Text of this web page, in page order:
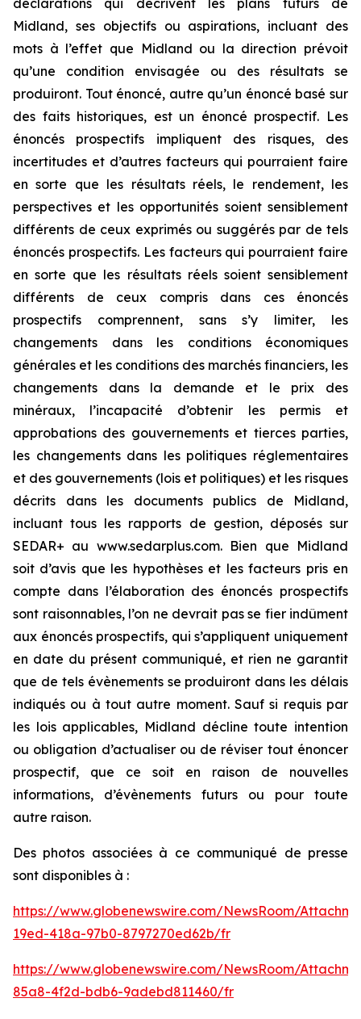
déclarations qui décrivent les plans futurs de
Midland, ses objectifs ou aspirations, incluant des
mots à l’effet que Midland ou la direction prévoit
qu’une condition envisagée ou des résultats se
produiront. Tout énoncé, autre qu’un énoncé basé sur
des faits historiques, est un énoncé prospectif. Les
énoncés prospectifs impliquent des risques, des
incertitudes et d’autres facteurs qui pourraient faire
en sorte que les résultats réels, le rendement, les
perspectives et les opportunités soient sensiblement
différents de ceux exprimés ou suggérés par de tels
énoncés prospectifs. Les facteurs qui pourraient faire
en sorte que les résultats réels soient sensiblement
différents de ceux compris dans ces énoncés
prospectifs comprennent, sans s’y limiter, les
changements dans les conditions économiques
générales et les conditions des marchés financiers, les
changements dans la demande et le prix des
minéraux, l’incapacité d’obtenir les permis et
approbations des gouvernements et tierces parties,
les changements dans les politiques réglementaires
et des gouvernements (lois et politiques) et les risques
décrits dans les documents publics de Midland,
incluant tous les rapports de gestion, déposés sur
SEDAR+ au www.sedarplus.com. Bien que Midland
soit d’avis que les hypothèses et les facteurs pris en
compte dans l’élaboration des énoncés prospectifs
sont raisonnables, l’on ne devrait pas se fier indûment
aux énoncés prospectifs, qui s’appliquent uniquement
en date du présent communiqué, et rien ne garantit
que de tels évènements se produiront dans les délais
indiqués ou à tout autre moment. Sauf si requis par
les lois applicables, Midland décline toute intention
ou obligation d’actualiser ou de réviser tout énoncer
prospectif, que ce soit en raison de nouvelles
informations, d’évènements futurs ou pour toute
autre raison.
Des photos associées à ce communiqué de presse
sont disponibles à :
https://www.globenewswire.com/NewsRoom/
19ed-418a-97b0-8797270ed62b/fr
https://www.globenewswire.com/NewsRoom/
85a8-4f2d-bdb6-9adebd811460/fr